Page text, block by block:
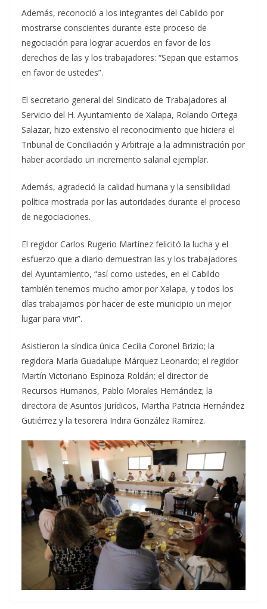
Además, reconoció a los integrantes del Cabildo por
mostrarse conscientes durante este proceso de
negociación para lograr acuerdos en favor de los
derechos de las y los trabajadores: “Sepan que estamos
en favor de ustedes”.
El secretario general del Sindicato de Trabajadores al
Servicio del H. Ayuntamiento de Xalapa, Rolando Ortega
Salazar, hizo extensivo el reconocimiento que hiciera el
Tribunal de Conciliación y Arbitraje a la administración por
haber acordado un incremento salarial ejemplar.
Además, agradeció la calidad humana y la sensibilidad
política mostrada por las autoridades durante el proceso
de negociaciones.
El regidor Carlos Rugerio Martínez felicitó la lucha y el
esfuerzo que a diario demuestran las y los trabajadores
del Ayuntamiento, “así como ustedes, en el Cabildo
también tenemos mucho amor por Xalapa, y todos los
días trabajamos por hacer de este municipio un mejor
lugar para vivir”.
Asistieron la síndica única Cecilia Coronel Brizio; la
regidora María Guadalupe Márquez Leonardo; el regidor
Martín Victoriano Espinoza Roldán; el director de
Recursos Humanos, Pablo Morales Hernández; la
directora de Asuntos Jurídicos, Martha Patricia Hernández
Gutiérrez y la tesorera Indira González Ramírez.